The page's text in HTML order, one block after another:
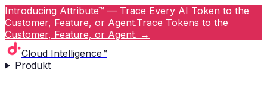
Introducing Attribute™ — Trace Every AI Token to the
Customer, Feature, or Agent.Trace Tokens to the
Customer, Feature, or Agent. →
Cloud Intelligence™
Produkt